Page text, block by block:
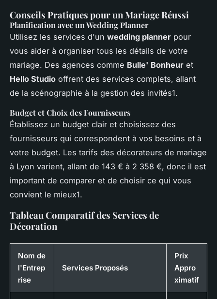
Conseils Pratiques pour un Mariage Réussi
Planification avec un Wedding Planner
Utilisez les services d'un wedding planner pour
vous aider à organiser tous les détails de votre
mariage. Des agences comme Bulle' Bonheur et
Hello Studio offrent des services complets, allant
de la scénographie à la gestion des invités1.
Budget et Choix des Fournisseurs
Établissez un budget clair et choisissez des
fournisseurs qui correspondent à vos besoins et à
votre budget. Les tarifs des décorateurs de mariage
à Lyon varient, allant de 143 € à 2 358 €, donc il est
important de comparer et de choisir ce qui vous
convient le mieux1.
Tableau Comparatif des Services de
Décoration
Nom de
l'Entrep
rise
Services Proposés
Prix
Appro
ximatif